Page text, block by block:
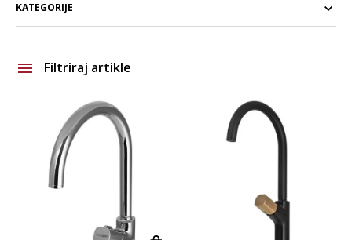
KATEGORIJE
Filtriraj artikle
Brand
Vrsta asortimana